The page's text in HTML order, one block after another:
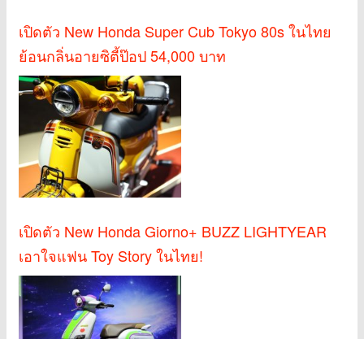
เปิดตัว New Honda Super Cub Tokyo 80s ในไทย
ย้อนกลิ่นอายซิตี้ป๊อป 54,000 บาท
เปิดตัว New Honda Giorno+ BUZZ LIGHTYEAR
เอาใจแฟน Toy Story ในไทย!